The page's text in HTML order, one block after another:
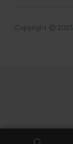
Copyright © 2023